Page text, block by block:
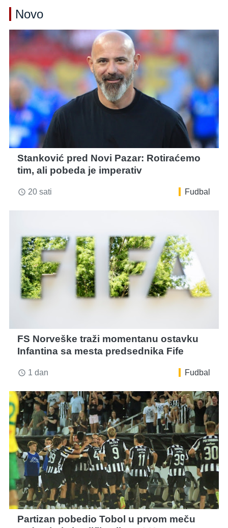
Novo
Stanković pred Novi Pazar: Rotiraćemo
tim, ali pobeda je imperativ
access_time 20 sati Fudbal
FS Norveške traži momentanu ostavku
Infantina sa mesta predsednika Fife
access_time 1 dan Fudbal
Partizan pobedio Tobol u prvom meču